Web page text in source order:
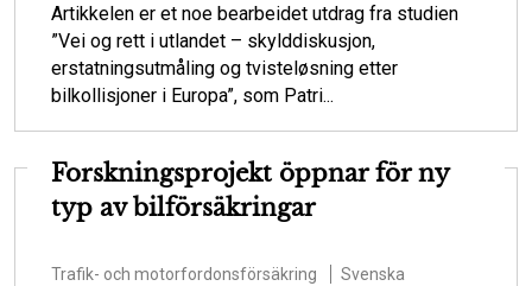
Artikkelen er et noe bearbeidet utdrag fra studien
”Vei og rett i utlandet – skylddiskusjon,
erstatningsutmåling og tvisteløsning etter
bilkollisjoner i Europa”, som Patri...
Forskningsprojekt öppnar för ny
typ av bilförsäkringar
Trafik- och motorfordonsförsäkring Svenska